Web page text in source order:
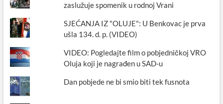
zaslužuje spomenik u rodnoj Vrani
SJEĆANJA IZ "OLUJE": U Benkovac je prva
ušla 134. d. p. (VIDEO)
VIDEO: Pogledajte film o pobjedničkoj VRO
Oluja koji je nagrađen u SAD-u
Dan pobjede ne bi smio biti tek fusnota